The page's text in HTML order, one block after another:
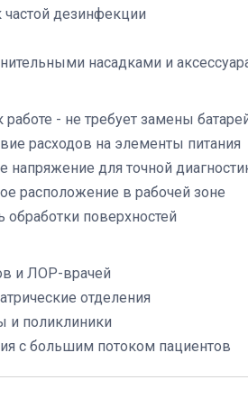
дезинфекции
насадками и
работе - не требует замены
расходов на элементы питания
напряжение для точной
расположение в рабочей зоне
обработки поверхностей
и ЛОР-врачей
отделения
и поликлиники
с большим потоком пациентов